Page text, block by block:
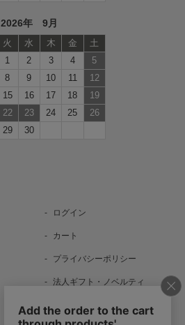
2026年 9月
火 水 木 金
土
1
2 3 4
5
8 9 10 11
12
15 16 17 18
19
22 23 24 25
26
29 30
ログイン
カート
プライバシーポリシー
法人ギフト・ノベルティ